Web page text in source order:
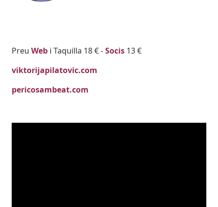
Body
Preu Web i Taquilla 18 € -Socis 13 €
viktorijapilatovic.com
pericosambeat.com